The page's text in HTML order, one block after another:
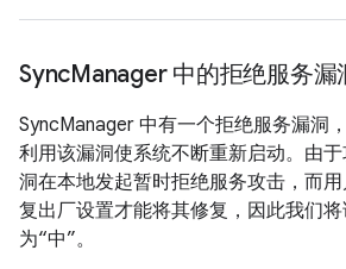
SyncManager 中的拒绝服务漏
SyncManager 中有一个拒绝服务漏洞
利用该漏洞使系统不断重新启动。由
洞在本地发起暂时拒绝服务攻击，而
复出厂设置才能将其修复，因此我们
为“中”。